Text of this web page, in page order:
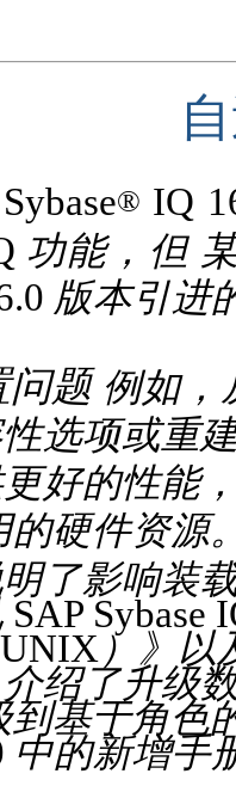
Sybase® IQ
功能，但
版本引进
问题 例如，
选项或重
好的性能
的硬件资源
了影响装
SAP Sybase
UNIX ）》
绍了升级
到基于角色
中的新增手